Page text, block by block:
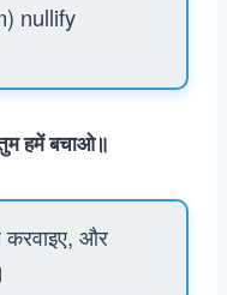
nullify
हमें बचाओ॥
और